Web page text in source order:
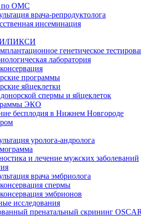
ОМС
врача-репродуктолога
инсеминация
ПИКСИ
генетическое
лаборатория
программы
яйцеклетки
спермы и яйцеклеток
ЭКО
бесплодия в Нижнем Новгороде
уролога-андролога
и лечение мужских заболеваний
врача эмбриолога
спермы
эмбрионов
исследования
пренатальный скрининг